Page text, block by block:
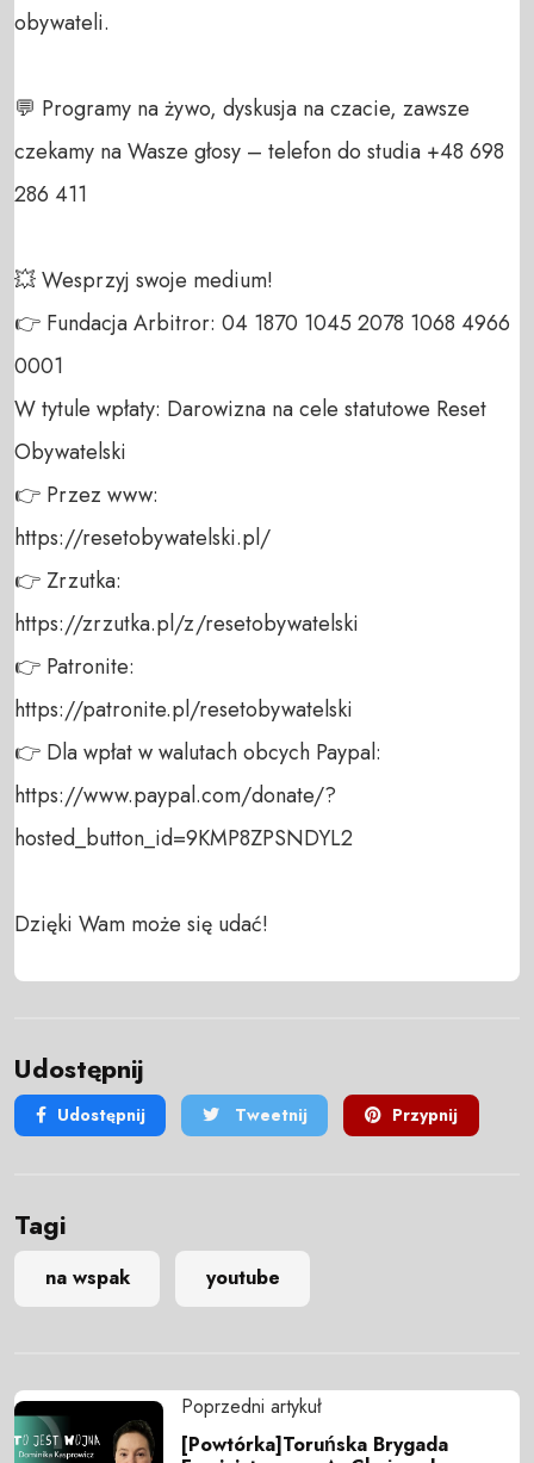
obywateli.
💬 Programy na żywo, dyskusja na czacie, zawsze
czekamy na Wasze głosy – telefon do studia +48 698
286 411
💥 Wesprzyj swoje medium!
👉 Fundacja Arbitror: 04 1870 1045 2078 1068 4966
0001
W tytule wpłaty: Darowizna na cele statutowe Reset
Obywatelski
👉 Przez www:
https://resetobywatelski.pl/
👉 Zrzutka:
https://zrzutka.pl/z/resetobywatelski
👉 Patronite:
https://patronite.pl/resetobywatelski
👉 Dla wpłat w walutach obcych Paypal:
https://www.paypal.com/donate/?
hosted_button_id=9KMP8ZPSNDYL2
Dzięki Wam może się udać!
Udostępnij
Udostępnij Tweetnij Przypnij
Tagi
na wspak youtube
Poprzedni artykuł
[Powtórka]Toruńska Brygada